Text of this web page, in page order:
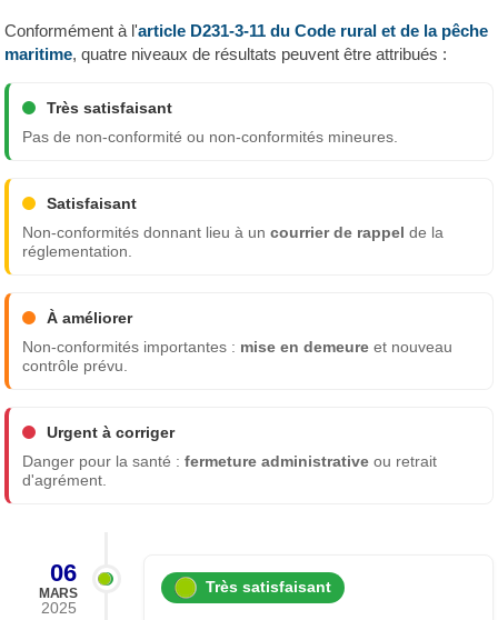
Conformément à l'article D231-3-11 du Code rural et de la pêche
maritime, quatre niveaux de résultats peuvent être attribués :
Très satisfaisant
Pas de non-conformité ou non-conformités mineures.
Satisfaisant
Non-conformités donnant lieu à uncourrier de rappel de la
réglementation.
À améliorer
Non-conformités importantes : mise en demeure et nouveau
contrôle prévu.
Urgent à corriger
Danger pour la santé :fermeture administrative ou retrait
d'agrément.
06
MARS
2025
Très satisfaisant